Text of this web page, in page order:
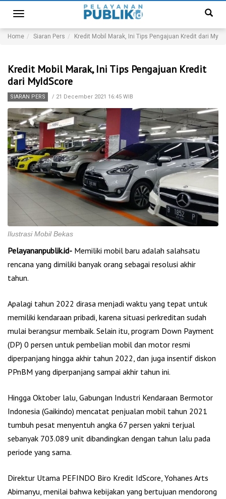
Toggle
navigation
Home Siaran Pers Kredit Mobil Marak, Ini Tips Pengajuan Kredit dari
Kredit Mobil Marak, Ini Tips Pengajuan Kredit
dari MyIdScore
SIARAN PERS / 21 December 2021 16:45 WIB
Ilustrasi Mobil Bekas
Pelayananpublik.id- Memiliki mobil baru adalah salahsatu
rencana yang dimiliki banyak orang sebagai resolusi akhir
tahun.
Apalagi tahun 2022 dirasa menjadi waktu yang tepat untuk
memiliki kendaraan pribadi, karena situasi perkreditan sudah
mulai berangsur membaik. Selain itu, program Down Payment
(DP) 0 persen untuk pembelian mobil dan motor resmi
diperpanjang hingga akhir tahun 2022, dan juga insentif diskon
PPnBM yang diperpanjang sampai akhir tahun ini.
Hingga Oktober lalu, Gabungan Industri Kendaraan Bermotor
Indonesia (Gaikindo) mencatat penjualan mobil tahun 2021
tumbuh pesat menyentuh angka 67 persen yakni terjual
sebanyak 703.089 unit dibandingkan dengan tahun lalu pada
periode yang sama.
Direktur Utama PEFINDO Biro Kredit IdScore, Yohanes Arts
Abimanyu, menilai bahwa kebijakan yang bertujuan mendorong